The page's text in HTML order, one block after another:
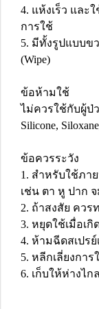
4. แห้งเร็ว และ
การใช้
5. มีทั้งรูปแบบข
(Wipe)
ข้อห้ามใช้
ไม่ควรใช้กับผู้ป่
Silicone,
ข้อควรระวัง
1. สำหรับใช้ภา
เช่น ตา หู ปาก
2. ถ้าสงสัย คว
3. หยุดใช้เมื่อเกิ
4. ห้ามฉีดสเปรย์
5. หลีกเลี่ยงก
6. เก็บให้ห่างไก